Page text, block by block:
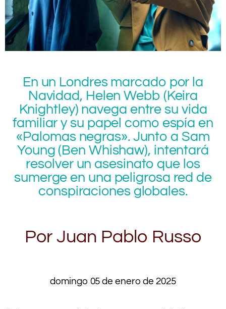
En un Londres marcado por la
Navidad, Helen Webb (Keira
Knightley) navega entre su vida
familiar y su papel como espía en
«Palomas negras». Junto a Sam
Young (Ben Whishaw), intentará
resolver un asesinato que los
sumerge en una peligrosa red de
conspiraciones globales.
Por Juan Pablo Russo
domingo 05 de enero de 2025